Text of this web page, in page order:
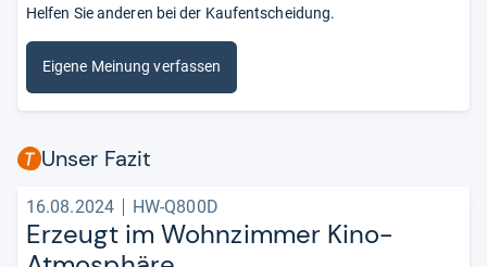
Helfen Sie anderen bei der Kaufentscheidung.
Eigene Meinung verfassen
Unser Fazit
16.08.2024 HW-Q800D
Erzeugt im Wohn­zim­mer Kino-​